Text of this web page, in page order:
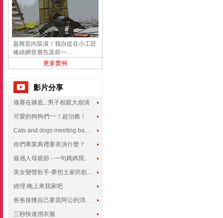
嘉興室內裝潢！我自從在小工匠
修繕網登廣告及前一...
更多實例
影片分享
烙賽在褲底...男子相親大崩潰
可愛的狗狗們~~！超治癒！
Cats and dogs meeting babies for the first time
你們畢業典禮要表演什麼？
最感人母親節 - 一句媽媽我愛你
美女變聲歌手-夢想土家民歌傳遍世界
經理.晚上來我家吧
爸爸接獲自己要當阿公的消息，反應史上最可愛!!!
三秒快速摺衣服